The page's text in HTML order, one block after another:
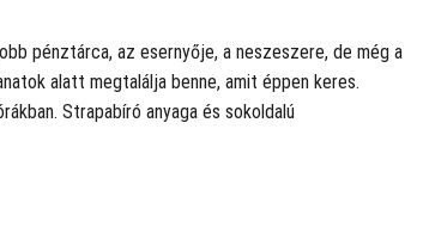
pénztárca, az esernyője, a neszeszere, de még a
alatt megtalálja benne, amit éppen keres.
Strapabíró anyaga és sokoldalú